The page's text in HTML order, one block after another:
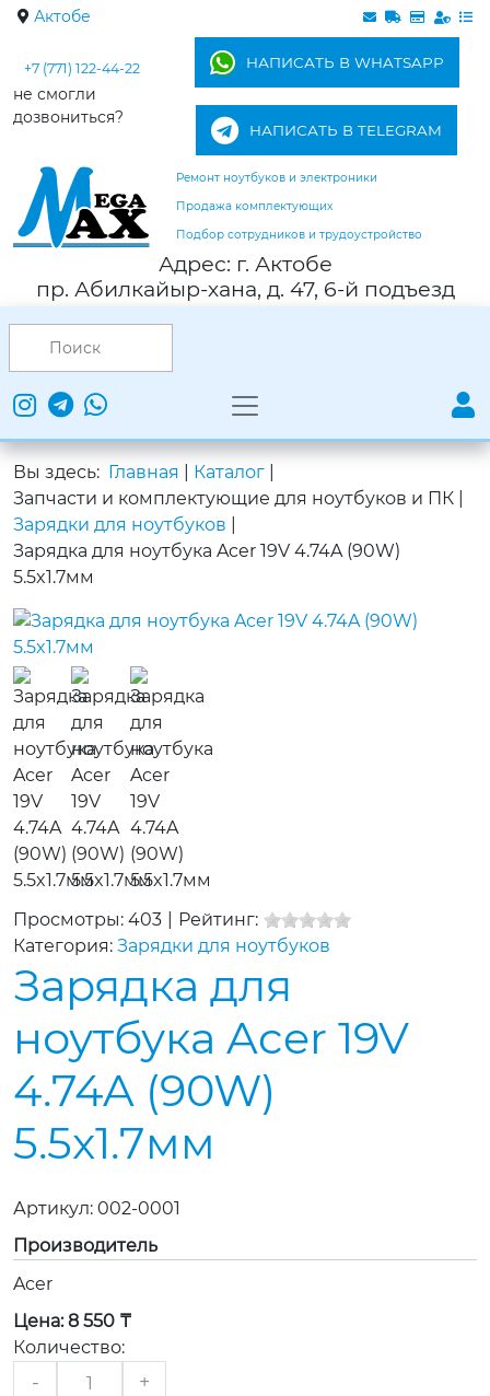
Актобе
+7 (771) 122-44-22
не смогли
дозвониться?
НАПИСАТЬ В WHATSAPP
НАПИСАТЬ В TELEGRAM
Ремонт ноутбуков и электроники
Продажа комплектующих
Подбор сотрудников и трудоустройство
Адрес: г. Актобе
пр. Абилкайыр-хана, д. 47, 6-й подъезд
Вы здесь: Главная Каталог
Запчасти и комплектующие для ноутбуков и ПК
Зарядки для ноутбуков
Зарядка для ноутбука Acer 19V 4.74A (90W)
5.5x1.7мм
Просмотры: 403
Рейтинг:
Категория: Зарядки для ноутбуков
Зарядка для
ноутбука Acer 19V
4.74A (90W)
5.5x1.7мм
Артикул: 002-0001
Производитель
Acer
Цена: 8 550 ₸
Количество:
- +